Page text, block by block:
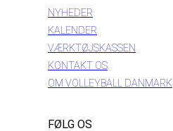
NYHEDER
KALENDER
VÆRKTØJSKASSEN
KONTAKT OS
OM VOLLEYBALL DANMARK
FØLG OS